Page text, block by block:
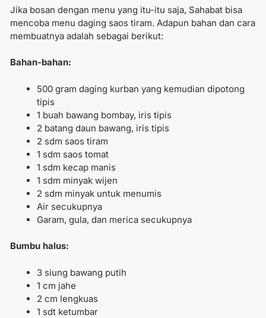
Jika bosan dengan menu yang itu-itu saja, Sahabat bisa
mencoba menu daging saos tiram. Adapun bahan dan cara
membuatnya adalah sebagai berikut:
Bahan-bahan:
500 gram daging kurban yang kemudian dipotong
tipis
1 buah bawang bombay, iris tipis
2 batang daun bawang, iris tipis
2 sdm saos tiram
1 sdm saos tomat
1 sdm kecap manis
1 sdm minyak wijen
2 sdm minyak untuk menumis
Air secukupnya
Garam, gula, dan merica secukupnya
Bumbu halus:
3 siung bawang putih
1 cm jahe
2 cm lengkuas
1 sdt ketumbar